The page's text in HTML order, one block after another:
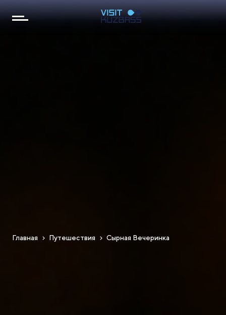
Главная Путешествия Сырная Вечеринка